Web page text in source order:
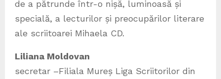
de a pătrunde într-o nișă, luminoasă și
specială, a lecturilor și preocupărilor literare
ale scriitoarei Mihaela CD.
Liliana Moldovan
secretar –Filiala Mureș Liga Scriitorilor din